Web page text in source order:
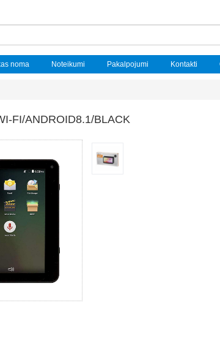
noma Noteikumi Pakalpojumi Kontakti
FI/ANDROID8.1/BLACK